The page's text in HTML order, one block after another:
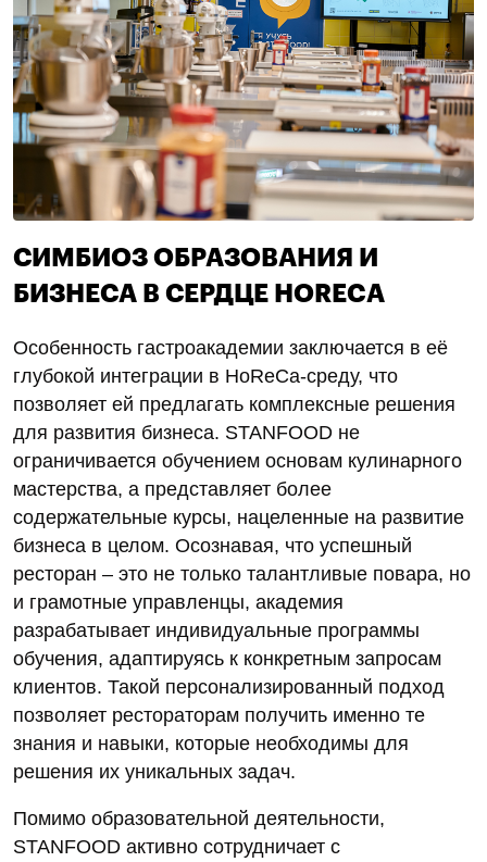
СИМБИОЗ ОБРАЗОВАНИЯ И
БИЗНЕСА В СЕРДЦЕ HORECA
Особенность гастроакадемии заключается в её
глубокой интеграции в HoReCa-среду, что
позволяет ей предлагать комплексные решения
для развития бизнеса. STANFOOD не
ограничивается обучением основам кулинарного
мастерства, а представляет более
содержательные курсы, нацеленные на развитие
бизнеса в целом. Осознавая, что успешный
ресторан – это не только талантливые повара, но
и грамотные управленцы, академия
разрабатывает индивидуальные программы
обучения, адаптируясь к конкретным запросам
клиентов. Такой персонализированный подход
позволяет рестораторам получить именно те
знания и навыки, которые необходимы для
решения их уникальных задач.
Помимо образовательной деятельности,
STANFOOD активно сотрудничает с